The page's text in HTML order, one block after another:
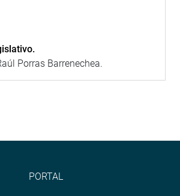
Porras Barrenechea.
PORTAL